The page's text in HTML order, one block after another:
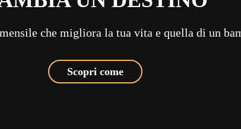
che migliora la tua vita e quella di un
Scopri come